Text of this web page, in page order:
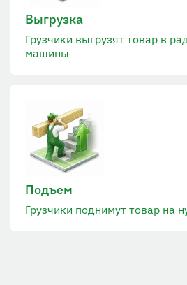
Выгрузка
Грузчики выгрузят товар в
машины
Подъем
Грузчики поднимут товар на